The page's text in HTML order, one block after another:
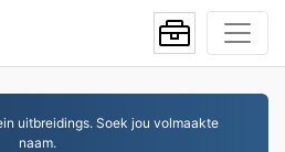
uitbreidings. Soek jou volmaakte
naam.